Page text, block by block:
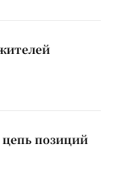
позиций